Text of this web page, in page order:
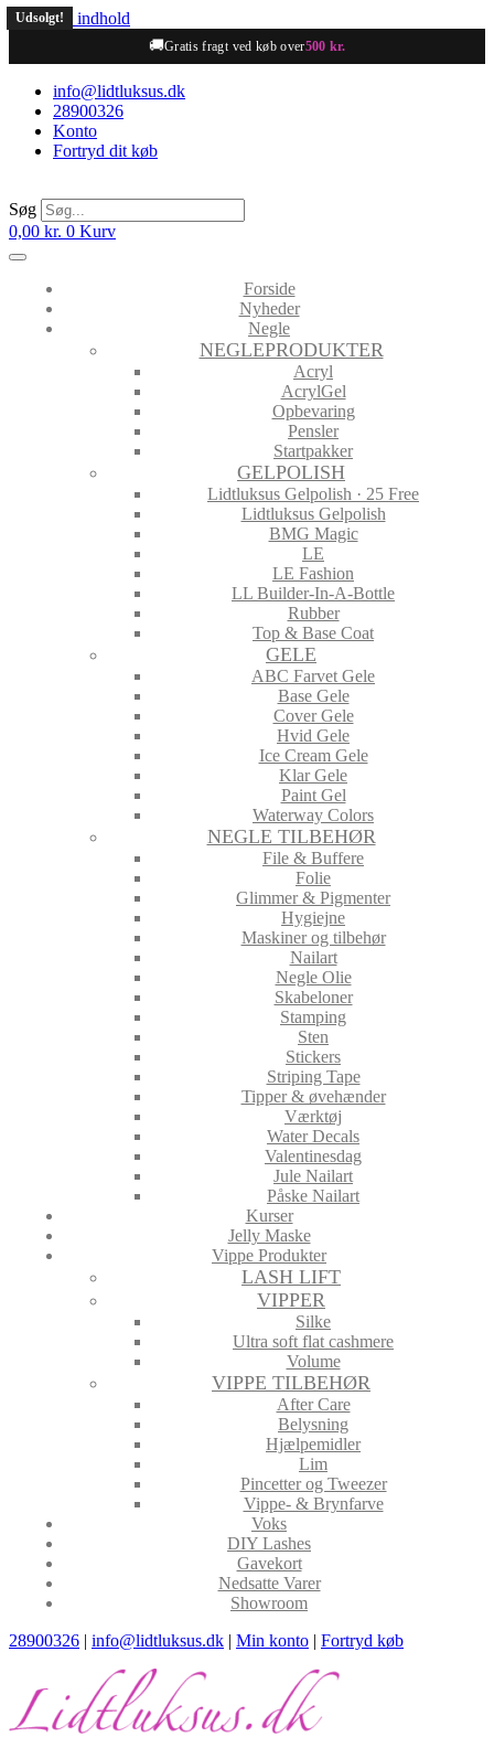
Videre til indhold
🚚Gratis fragt ved køb over500 kr.
info@lidtluksus.dk
28900326
Konto
Fortryd dit køb
Søg
0,00 kr. 0 Kurv
Forside
Nyheder
Negle
NEGLEPRODUKTER
Acryl
AcrylGel
Opbevaring
Pensler
Startpakker
GELPOLISH
Lidtluksus Gelpolish · 25 Free
Lidtluksus Gelpolish
BMG Magic
LE
LE Fashion
LL Builder-In-A-Bottle
Rubber
Top & Base Coat
GELE
ABC Farvet Gele
Base Gele
Cover Gele
Hvid Gele
Ice Cream Gele
Klar Gele
Paint Gel
Waterway Colors
NEGLE TILBEHØR
File & Buffere
Folie
Glimmer & Pigmenter
Hygiejne
Maskiner og tilbehør
Nailart
Negle Olie
Skabeloner
Stamping
Sten
Stickers
Striping Tape
Tipper & øvehænder
Værktøj
Water Decals
Valentinesdag
Jule Nailart
Påske Nailart
Kurser
Jelly Maske
Vippe Produkter
LASH LIFT
VIPPER
Silke
Ultra soft flat cashmere
Volume
VIPPE TILBEHØR
After Care
Belysning
Hjælpemidler
Lim
Pincetter og Tweezer
Vippe- & Brynfarve
Voks
DIY Lashes
Gavekort
Nedsatte Varer
Showroom
28900326 | info@lidtluksus.dk | Min konto | Fortryd køb
Udsolgt!